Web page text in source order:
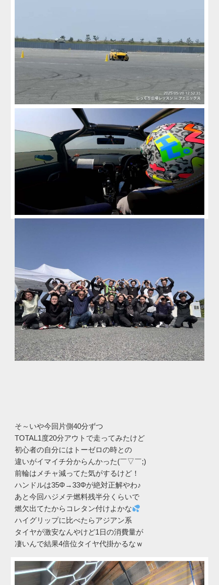
そ～いや今回片側40分ずつ
TOTAL1度20分アウトで走ってみたけど
初心者の自分にはトーゼロの時との
違いがイマイチ分からんかった(￣▽￣;)
前輪はメチャ減ってた気がするけど！
ハンドルは35Φ→33Φが絶対正解やわ♪
あと今回ハジメテ燃料残半分くらいで
燃欠出てたからコレタン付けよかな
ハイグリップに比べたらアジアン系
タイヤが激安なんやけど1日の消費量が
凄いんで結果4倍位タイヤ代掛かるなｗ